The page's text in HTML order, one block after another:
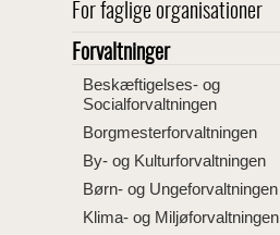
For faglige organisationer
Forvaltninger
Beskæftigelses- og
Socialforvaltningen
Borgmesterforvaltningen
By- og Kulturforvaltningen
Børn- og Ungeforvaltningen
Klima- og Miljøforvaltningen